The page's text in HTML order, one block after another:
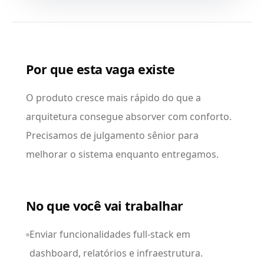
Por que esta vaga existe
O produto cresce mais rápido do que a
arquitetura consegue absorver com conforto.
Precisamos de julgamento sênior para
melhorar o sistema enquanto entregamos.
No que você vai trabalhar
Enviar funcionalidades full-stack em
dashboard, relatórios e infraestrutura.